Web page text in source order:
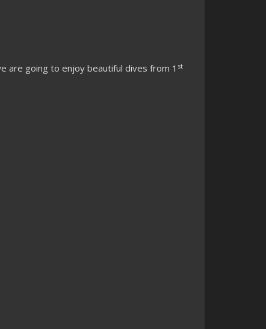
are going to enjoy beautiful dives from 1 st